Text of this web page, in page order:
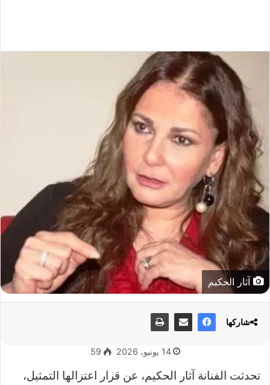
آثار الحكيم
14 يونيو، 2026 59
تحدثت الفنانة آثار الحكيم، عن قرار اعتزالها التمثيل،
شاركها